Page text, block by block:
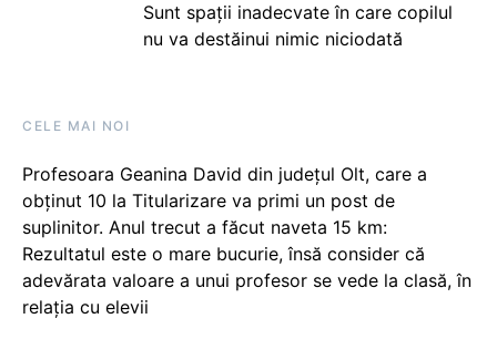
Sunt spații inadecvate în care copilul
nu va destăinui nimic niciodată
CELE MAI NOI
Profesoara Geanina David din județul Olt, care a
obținut 10 la Titularizare va primi un post de
suplinitor. Anul trecut a făcut naveta 15 km:
Rezultatul este o mare bucurie, însă consider că
adevărata valoare a unui profesor se vede la clasă, în
relația cu elevii